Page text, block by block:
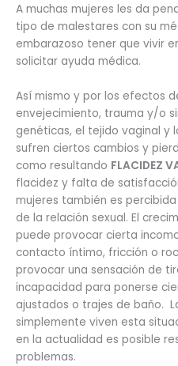
A muchas mujeres les da
tipo de malestares con su
embarazoso tener que vivir
solicitar ayuda médica.
Así mismo y por los efectos
envejecimiento, trauma y/o
genéticas, el tejido vaginal y
sufren ciertos cambios y
como resultando FLACIDEZ
flacidez y falta de
mujeres también es
de la relación sexual. El
puede provocar cierta
contacto íntimo, fricción o
provocar una sensación de
incapacidad para ponerse
ajustados o trajes de baño.
simplemente viven esta
en la actualidad es posible
problemas.